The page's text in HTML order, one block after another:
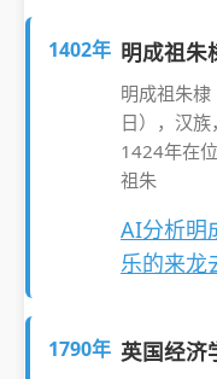
1402年 明成祖朱
明成祖朱
日），汉
1424年在
祖朱
AI分析明
乐的来龙
1790年 英国经济